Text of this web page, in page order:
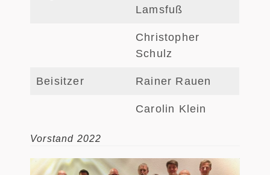
Lamsfuß
Christopher
Schulz
Beisitzer Rainer Rauen
Carolin Klein
Vorstand 2022